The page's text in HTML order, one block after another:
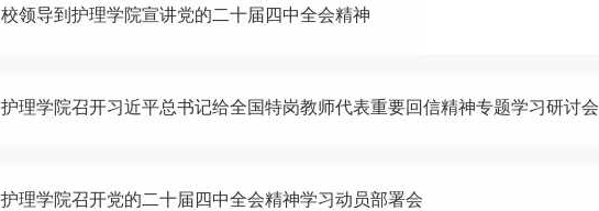
校领导到护理学院宣讲党的二十届四中全会精神
护理学院召开习近平总书记给全国特岗教师代表重要回信精神专题学习研讨会
护理学院召开党的二十届四中全会精神学习动员部署会